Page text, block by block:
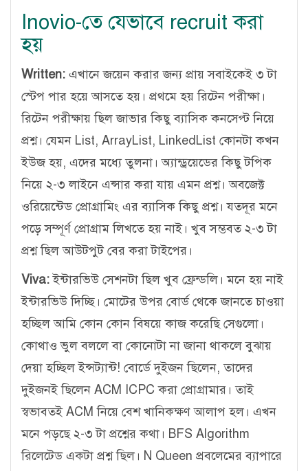
Inovio-তে যেভাবে recruit করা
হয়
Written: এখানে জয়েন করার জন্য প্রায় সবাইকেই ৩ টা
স্টেপ পার হয়ে আসতে হয়। প্রথমে হয় রিটেন পরীক্ষা।
রিটেন পরীক্ষায় ছিল জাভার কিছু ব্যাসিক কনসেপ্ট নিয়ে
প্রশ্ন। যেমন List, ArrayList, LinkedList কোনটা কখন
ইউজ হয়, এদের মধ্যে তুলনা। অ্যান্ড্রয়েডের কিছু টপিক
নিয়ে ২-৩ লাইনে এন্সার করা যায় এমন প্রশ্ন। অবজেক্ট
ওরিয়েন্টেড প্রোগ্রামিং এর ব্যাসিক কিছু প্রশ্ন। যতদূর মনে
পড়ে সম্পূর্ণ প্রোগ্রাম লিখতে হয় নাই। খুব সম্ভবত ২-৩ টা
প্রশ্ন ছিল আউটপুট বের করা টাইপের।
Viva:ইন্টারভিউ সেশনটা ছিল খুব ফ্রেন্ডলি। মনে হয় নাই
ইন্টারভিউ দিচ্ছি। মোটের উপর বোর্ড থেকে জানতে চাওয়া
হচ্ছিল আমি কোন কোন বিষয়ে কাজ করেছি সেগুলো।
কোথাও ভুল বললে বা কোনোটা না জানা থাকলে বুঝায়
দেয়া হচ্ছিল ইন্সট্যান্ট! বোর্ডে দুইজন ছিলেন, তাদের
দুইজনই ছিলেন ACM ICPC করা প্রোগ্রামার। তাই
স্বভাবতই ACM নিয়ে বেশ খানিকক্ষণ আলাপ হল। এখন
মনে পড়ছে ২-৩ টা প্রশ্নের কথা। BFS Algorithm
রিলেটেড একটা প্রশ্ন ছিল। N Queen প্রবলেমের ব্যাপারে